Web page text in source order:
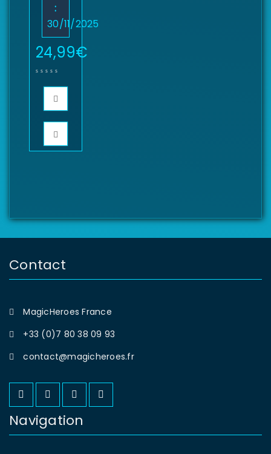
:
30/11/2025
24,99€
Contact
MagicHeroes France
+33 (0)7 80 38 09 93
contact@magicheroes.fr
Navigation